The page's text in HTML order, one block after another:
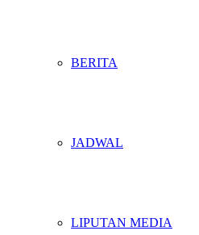
BERITA
JADWAL
LIPUTAN MEDIA